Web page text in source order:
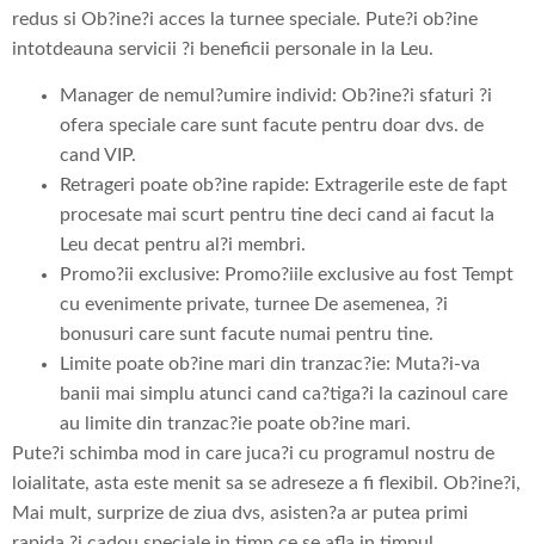
redus si Ob?ine?i acces la turnee speciale. Pute?i ob?ine
intotdeauna servicii ?i beneficii personale in la Leu.
Manager de nemul?umire individ: Ob?ine?i sfaturi ?i
ofera speciale care sunt facute pentru doar dvs. de
cand VIP.
Retrageri poate ob?ine rapide: Extragerile este de fapt
procesate mai scurt pentru tine deci cand ai facut la
Leu decat pentru al?i membri.
Promo?ii exclusive: Promo?iile exclusive au fost Tempt
cu evenimente private, turnee De asemenea, ?i
bonusuri care sunt facute numai pentru tine.
Limite poate ob?ine mari din tranzac?ie: Muta?i-va
banii mai simplu atunci cand ca?tiga?i la cazinoul care
au limite din tranzac?ie poate ob?ine mari.
Pute?i schimba mod in care juca?i cu programul nostru de
loialitate, asta este menit sa se adreseze a fi flexibil. Ob?ine?i,
Mai mult, surprize de ziua dvs, asisten?a ar putea primi